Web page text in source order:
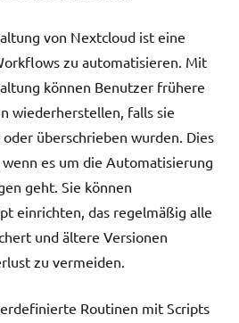
von Nextcloud ist eine
zu automatisieren. Mit
können Benutzer frühere
wiederherstellen, falls sie
überschrieben wurden. Dies
es um die Automatisierung
geht. Sie können
einrichten, das regelmäßig alle
und ältere Versionen
zu vermeiden.
Routinen mit Scripts